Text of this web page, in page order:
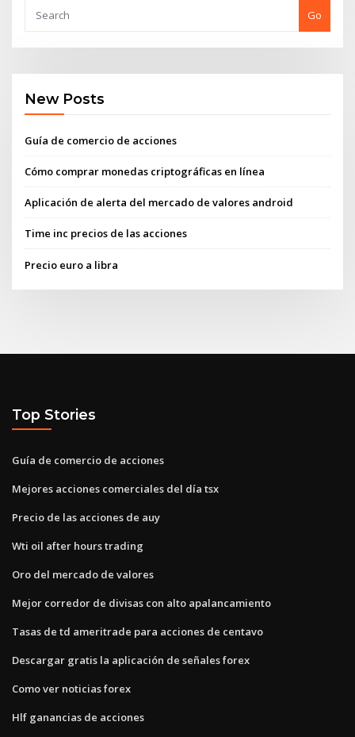
Go
New Posts
Guía de comercio de acciones
Cómo comprar monedas criptográficas en línea
Aplicación de alerta del mercado de valores android
Time inc precios de las acciones
Precio euro a libra
Top Stories
Guía de comercio de acciones
Mejores acciones comerciales del día tsx
Precio de las acciones de auy
Wti oil after hours trading
Oro del mercado de valores
Mejor corredor de divisas con alto apalancamiento
Tasas de td ameritrade para acciones de centavo
Descargar gratis la aplicación de señales forex
Como ver noticias forex
Hlf ganancias de acciones